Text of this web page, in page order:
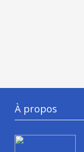
À propos